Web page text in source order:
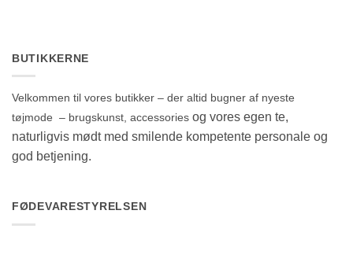
BUTIKKERNE
Velkommen til vores butikker – der altid bugner af nyeste
tøjmode – brugskunst, accessories og vores egen te,
naturligvis mødt med smilende kompetente personale og
god betjening.
FØDEVARESTYRELSEN